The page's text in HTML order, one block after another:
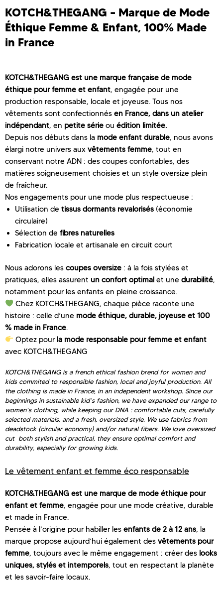
KOTCH&THEGANG – Marque de Mode
Éthique Femme & Enfant, 100% Made
in France
KOTCH&THEGANG est une marque française de mode
éthique pour femme et enfant, engagée pour une
production responsable, locale et joyeuse. Tous nos
vêtements sont confectionnés en France, dans un atelier
indépendant, en petite série ou édition limitée.
Depuis nos débuts dans la mode enfant durable, nous avons
élargi notre univers aux vêtements femme, tout en
conservant notre ADN : des coupes confortables, des
matières soigneusement choisies et un style oversize plein
de fraîcheur.
Nos engagements pour une mode plus respectueuse :
Utilisation de tissus dormants revalorisés (économie
circulaire)
Sélection de fibres naturelles
Fabrication locale et artisanale en circuit court
Nous adorons les coupes oversize : à la fois stylées et
pratiques, elles assurent un confort optimal et une durabilité,
notamment pour les enfants en pleine croissance.
Chez KOTCH&THEGANG, chaque pièce raconte une
histoire : celle d’une mode éthique, durable, joyeuse et 100
% made in France.
Optez pour la mode responsable pour femme et enfant
avec KOTCH&THEGANG
KOTCH&THEGANG is a french ethical fashion brend for women and
kids commited to responsible fashion, local and joyful production. All
the clothing is made in France, in an independent workshop. Since our
beginnings in sustainable kid’s fashion, we have expanded our range to
women’s clothing, while keeping our DNA : comfortable cuts, carefully
selected materials, and a fresh, oversized style. We use fabrics from
deadstock (circular economy) and/or natural fibers. We love oversized
cut both stylish and practical, they ensure optimal comfort and
durability, especially for growing kids.
Le vêtement enfant et femme éco responsable
KOTCH&THEGANG est une marque de mode éthique pour
enfant et femme, engagée pour une mode créative, durable
et made in France.
Pensée à l’origine pour habiller les enfants de 2 à 12 ans, la
marque propose aujourd’hui également des vêtements pour
femme, toujours avec le même engagement : créer des looks
uniques, stylés et intemporels, tout en respectant la planète
et les savoir-faire locaux.